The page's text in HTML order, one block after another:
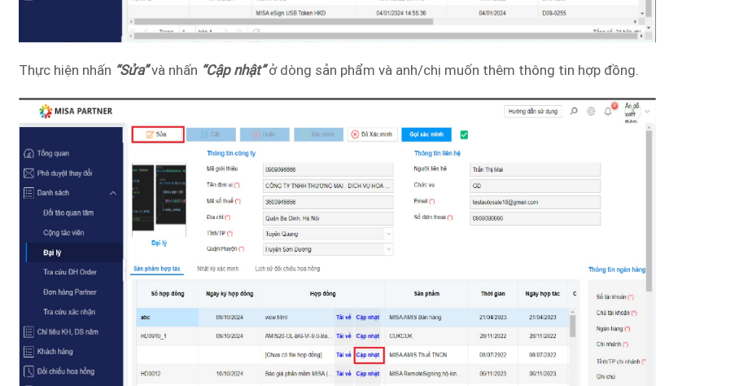
Thực hiện nhấn “Sửa”và nhấn “Cập nhật”ở dòng sản phẩm và anh/chị muốn thêm thông tin hợp đồng.